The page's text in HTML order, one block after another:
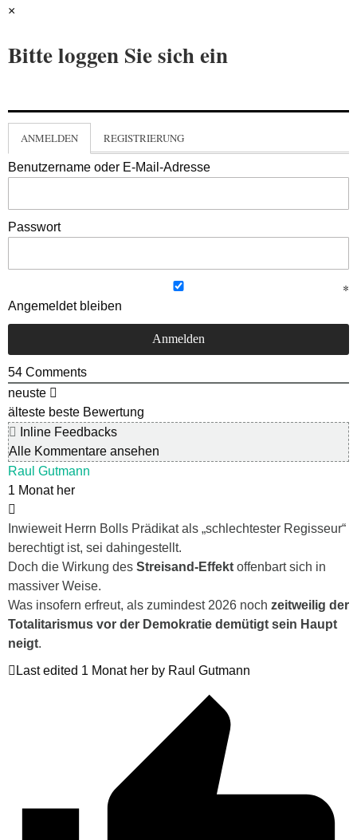
×
Bitte loggen Sie sich ein
ANMELDEN REGISTRIERUNG
Benutzername oder E-Mail-Adresse
Passwort
Angemeldet bleiben
54 Comments
neuste
älteste beste Bewertung
Inline Feedbacks
Alle Kommentare ansehen
Raul Gutmann
1 Monat her
Inwieweit Herrn Bolls Prädikat als „schlechtester Regisseur“
berechtigt ist, sei dahingestellt.
Doch die Wirkung des Streisand-Effekt offenbart sich in
massiver Weise.
Was insofern erfreut, als zumindest 2026 noch zeitweilig der
Totalitarismus vor der Demokratie demütigt sein Haupt
neigt.
Last edited 1 Monat her by Raul Gutmann